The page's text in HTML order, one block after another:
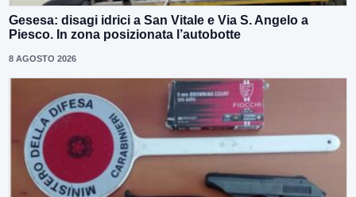
Gesesa: disagi idrici a San Vitale e Via S. Angelo a
Piesco. In zona posizionata l’autobotte
8 AGOSTO 2026